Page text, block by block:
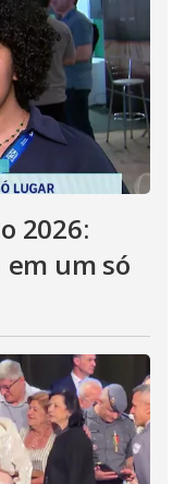
2026:
um só